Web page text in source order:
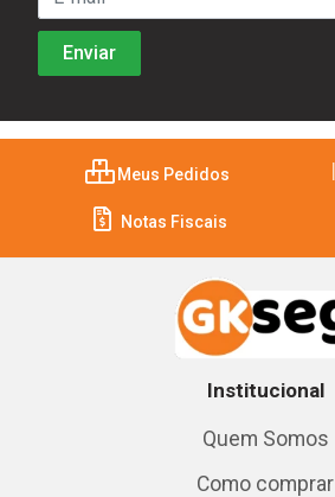
Meus Pedidos
Notas Fiscais
Institucional
Quem Somos
Como comprar